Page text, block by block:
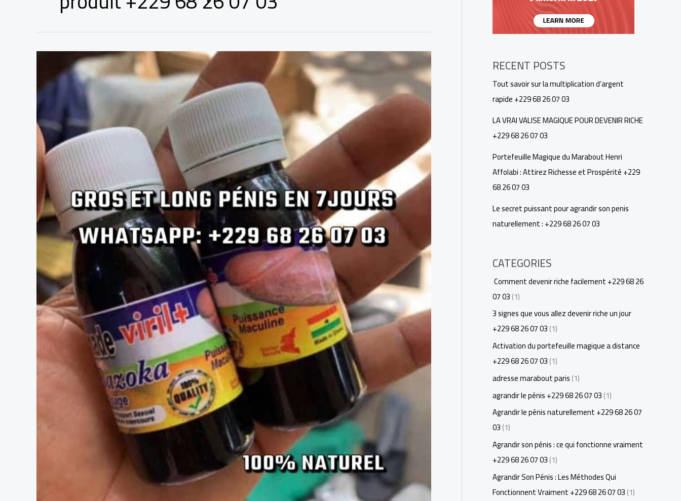
RECENT POSTS
Tout savoir sur la multiplication d’argent
rapide +229 68 26 07 03
LA VRAI VALISE MAGIQUE POUR DEVENIR RICHE
+229 68 26 07 03
Portefeuille Magique du Marabout Henri
Affolabi : Attirez Richesse et Prospérité +229
68 26 07 03
Le secret puissant pour agrandir son penis
naturellement : +229 68 26 07 03
CATEGORIES
Comment devenir riche facilement +229 68 26
07 03(1)
3 signes que vous allez devenir riche un jour
+229 68 26 07 03(1)
Activation du portefeuille magique a distance
+229 68 26 07 03(1)
adresse marabout paris(1)
agrandir le pénis +229 68 26 07 03(1)
Agrandir le pénis naturellement +229 68 26 07
03(1)
Agrandir son pénis : ce qui fonctionne vraiment
+229 68 26 07 03(1)
Agrandir Son Pénis : Les Méthodes Qui
Fonctionnent Vraiment +229 68 26 07 03(1)